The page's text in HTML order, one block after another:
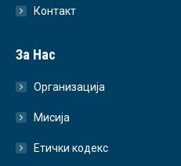
Контакт
За Нас
Организација
Мисија
Етички кодекс